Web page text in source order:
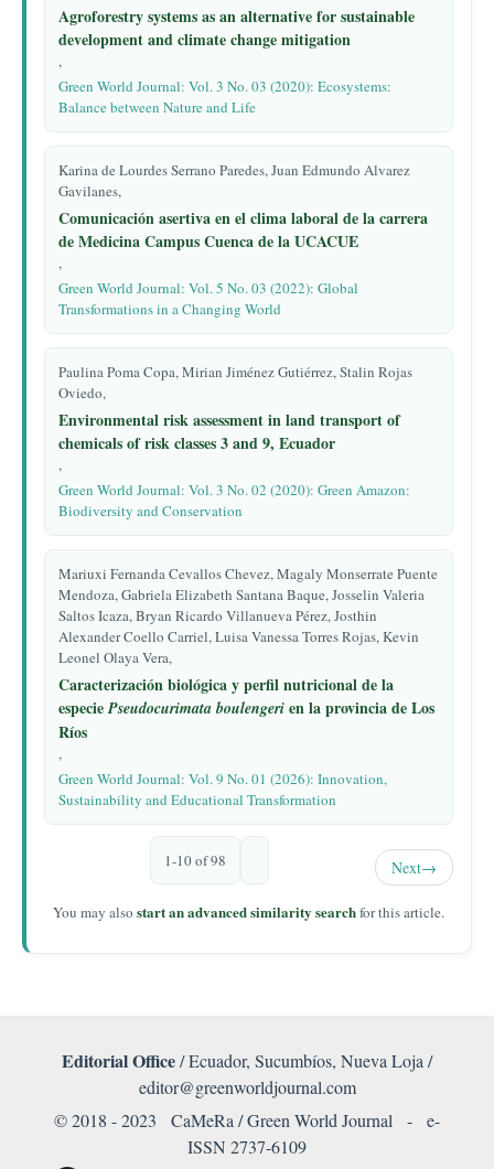
Agroforestry systems as an alternative for sustainable
development and climate change mitigation
,
Green World Journal: Vol. 3 No. 03 (2020): Ecosystems:
Balance between Nature and Life
Karina de Lourdes Serrano Paredes, Juan Edmundo Alvarez
Gavilanes,
Comunicación asertiva en el clima laboral de la carrera
de Medicina Campus Cuenca de la UCACUE
,
Green World Journal: Vol. 5 No. 03 (2022): Global
Transformations in a Changing World
Paulina Poma Copa, Mirian Jiménez Gutiérrez, Stalin Rojas
Oviedo,
Environmental risk assessment in land transport of
chemicals of risk classes 3 and 9, Ecuador
,
Green World Journal: Vol. 3 No. 02 (2020): Green Amazon:
Biodiversity and Conservation
Mariuxi Fernanda Cevallos Chevez, Magaly Monserrate Puente
Mendoza, Gabriela Elizabeth Santana Baque, Josselin Valeria
Saltos Icaza, Bryan Ricardo Villanueva Pérez, Josthin
Alexander Coello Carriel, Luisa Vanessa Torres Rojas, Kevin
Leonel Olaya Vera,
Caracterización biológica y perfil nutricional de la
especiePseudocurimata boulengeri en la provincia de Los
Ríos
,
Green World Journal: Vol. 9 No. 01 (2026): Innovation,
Sustainability and Educational Transformation
1-10 of 98 Next→
You may also start an advanced similarity searchfor this article.
Editorial Office/ Ecuador, Sucumbíos, Nueva Loja /
editor@greenworldjournal.com
© 2018 - 2023 CaMeRa / Green World Journal - e-
ISSN 2737-6109